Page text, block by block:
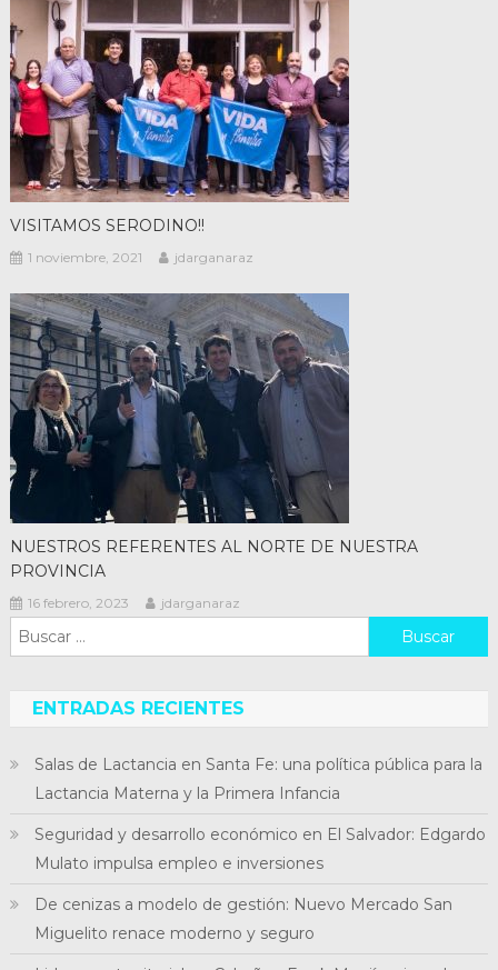
VISITAMOS SERODINO!!
1 noviembre, 2021 jdarganaraz
NUESTROS REFERENTES AL NORTE DE NUESTRA
PROVINCIA
16 febrero, 2023 jdarganaraz
Buscar:
ENTRADAS RECIENTES
Salas de Lactancia en Santa Fe: una política pública para la
Lactancia Materna y la Primera Infancia
Seguridad y desarrollo económico en El Salvador: Edgardo
Mulato impulsa empleo e inversiones
De cenizas a modelo de gestión: Nuevo Mercado San
Miguelito renace moderno y seguro